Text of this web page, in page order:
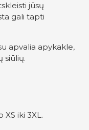
jūsų
gali tapti
apvalia apykakle,
siūlių.
iki 3XL.